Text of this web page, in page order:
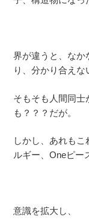
界が違うと、なか
り、分かり合えな
そもそも人間同
も？？？だが。
しかし、あれも
ルギー、Oneピー
意識を拡大し、